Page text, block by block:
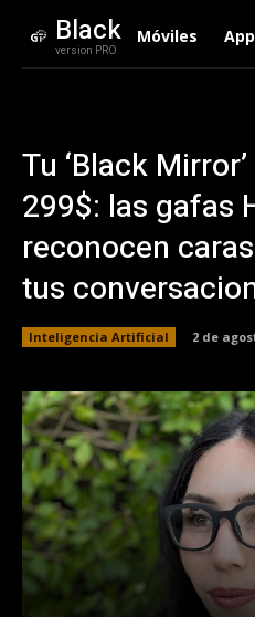
Black
version PRO
Móviles
Tu ‘Black
299$: las gafas
reconocen
tus
Inteligencia Artificial 2 de